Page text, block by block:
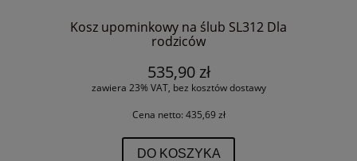
Kosz upominkowy na ślub SL312 Dla
rodziców
535,90 zł
zawiera 23% VAT, bez kosztów dostawy
Cena netto: 435,69 zł
DO KOSZYKA